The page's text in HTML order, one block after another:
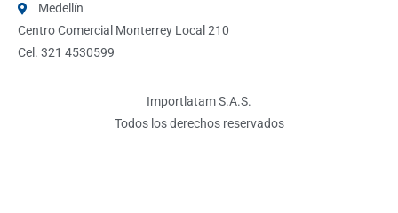
Medellín
Centro Comercial Monterrey Local 210
Cel. 321 4530599
Importlatam S.A.S.
Todos los derechos reservados